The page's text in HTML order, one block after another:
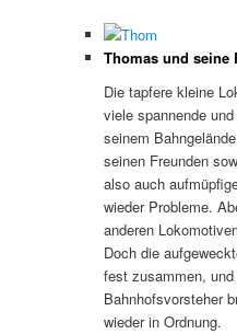
Thomas und seine
Die tapfere kleine
viele spannende
seinem
seinen Freunden
also auch
wieder Probleme.
anderen
Doch die
fest zusammen,
Bahnhofsvorsteher
wieder in Ordnung.